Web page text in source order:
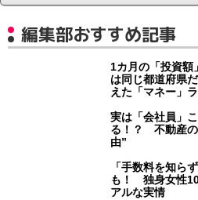
編集部おすすめ記事
1カ月の「投資額
は同じ都道府県
えた「マネー」
実は「会社員」
る！？ 不動産の
由”
「手数料を知ら
も！ 独身女性
アルな実情